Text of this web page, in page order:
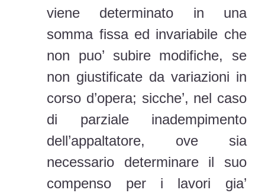
viene determinato in una
somma fissa ed invariabile che
non puo’ subire modifiche, se
non giustificate da variazioni in
corso d’opera; sicche’, nel caso
di parziale inadempimento
dell’appaltatore, ove sia
necessario determinare il suo
compenso per i lavori gia’